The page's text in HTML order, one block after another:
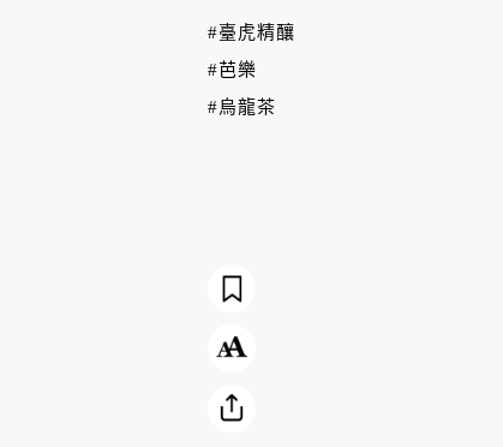
#臺虎精釀
#芭樂
#烏龍茶